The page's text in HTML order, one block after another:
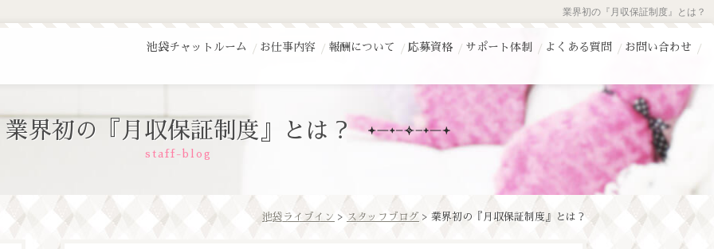
業界初の『月収保証制度』とは？
お問い合わせ
よくある質問
サポート体制
応募資格
報酬について
お仕事内容
池袋チャットルーム
業界初の『月収保証制度』とは？
staff-blog
池袋ライブイン > スタッフブログ > 業界初の『月収保証制度』とは？